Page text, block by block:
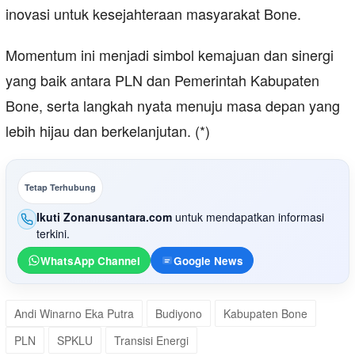
inovasi untuk kesejahteraan masyarakat Bone.
Momentum ini menjadi simbol kemajuan dan sinergi
yang baik antara PLN dan Pemerintah Kabupaten
Bone, serta langkah nyata menuju masa depan yang
lebih hijau dan berkelanjutan. (*)
Tetap Terhubung
Ikuti Zonanusantara.com untuk mendapatkan informasi
terkini.
WhatsApp Channel Google News
Andi Winarno Eka Putra Budiyono
Kabupaten Bone
PLN
SPKLU Transisi Energi